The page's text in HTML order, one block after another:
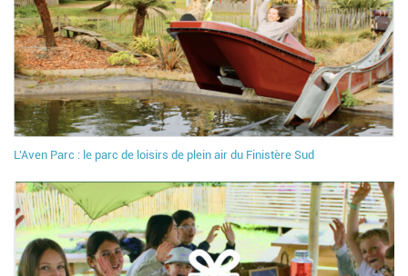
L'Aven Parc : le parc de loisirs de plein air du Finistère Sud